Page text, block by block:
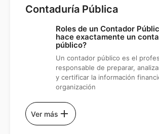
Contaduría Pública
Roles de un Contador
hace exactamente un
público?
Un contador público es el
responsable de preparar,
y certificar la información
organización
Ver más add